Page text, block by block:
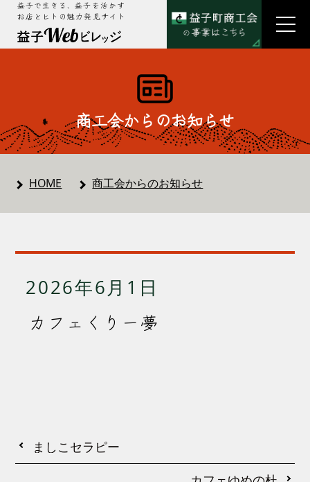
益子で生きる、益子を活かす
お店とヒトの魅力発見サイト
商工会からのお知らせ
HOME 商工会からのお知らせ
2026年6月1日
カフェくりー夢
ましこセラピー